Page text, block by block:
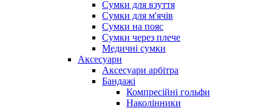
Сумки для взуття
Сумки для м'ячів
Сумки на пояс
Сумки через плече
Медичні сумки
Аксесуари
Аксесуари арбітра
Бандажі
Компресійні гольфи
Наколінники